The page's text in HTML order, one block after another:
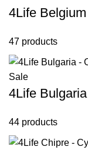
4Life Belgium
47 products
4Life Bulgaria
44 products